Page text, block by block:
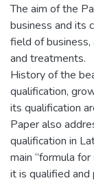
The aim of the
business and its
field of
and treatments.
History of the
qualification,
its qualification
Paper also
qualification in
main “formula
it is qualified